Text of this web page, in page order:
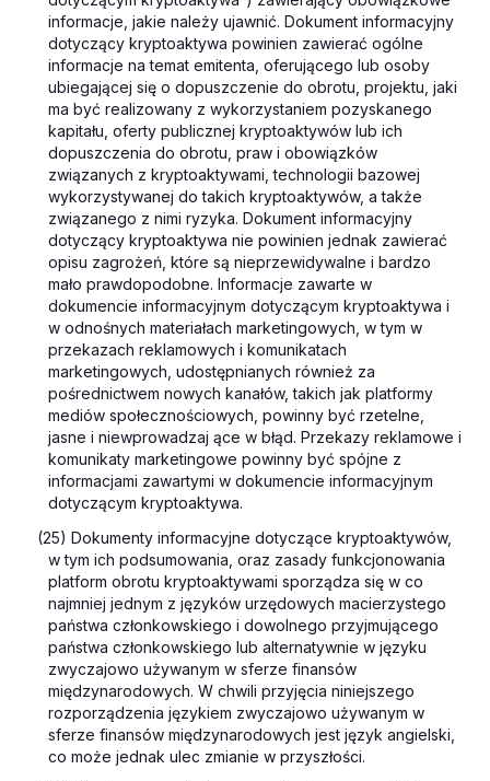
informacje, jakie należy ujawnić. Dokument informacyjny
dotyczący kryptoaktywa powinien zawierać ogólne
informacje na temat emitenta, oferującego lub osoby
ubiegającej się o dopuszczenie do obrotu, projektu, jaki
ma być realizowany z wykorzystaniem pozyskanego
kapitału, oferty publicznej kryptoaktywów lub ich
dopuszczenia do obrotu, praw i obowiązków
związanych z kryptoaktywami, technologii bazowej
wykorzystywanej do takich kryptoaktywów, a także
związanego z nimi ryzyka. Dokument informacyjny
dotyczący kryptoaktywa nie powinien jednak zawierać
opisu zagrożeń, które są nieprzewidywalne i bardzo
mało prawdopodobne. Informacje zawarte w
dokumencie informacyjnym dotyczącym kryptoaktywa i
w odnośnych materiałach marketingowych, w tym w
przekazach reklamowych i komunikatach
marketingowych, udostępnianych również za
pośrednictwem nowych kanałów, takich jak platformy
mediów społecznościowych, powinny być rzetelne,
jasne i niewprowadzaj ące w błąd. Przekazy reklamowe i
komunikaty marketingowe powinny być spójne z
informacjami zawartymi w dokumencie informacyjnym
dotyczącym kryptoaktywa.
(25) Dokumenty informacyjne dotyczące kryptoaktywów,
w tym ich podsumowania, oraz zasady funkcjonowania
platform obrotu kryptoaktywami sporządza się w co
najmniej jednym z języków urzędowych macierzystego
państwa członkowskiego i dowolnego przyjmującego
państwa członkowskiego lub alternatywnie w języku
zwyczajowo używanym w sferze finansów
międzynarodowych. W chwili przyjęcia niniejszego
rozporządzenia językiem zwyczajowo używanym w
sferze finansów międzynarodowych jest język angielski,
co może jednak ulec zmianie w przyszłości.